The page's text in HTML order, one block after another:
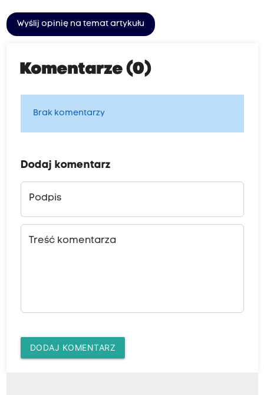
Wyślij opinię na temat artykułu
Komentarze (0)
Brak komentarzy
Dodaj komentarz
Podpis
Treść komentarza
DODAJ KOMENTARZ